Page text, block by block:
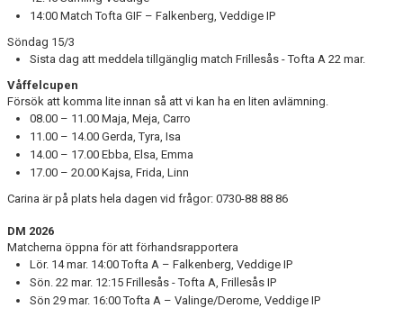
14:00 Match Tofta GIF – Falkenberg, Veddige IP
Söndag 15/3
Sista dag att meddela tillgänglig match Frillesås - Tofta A 22 mar.
Våffelcupen
Försök att komma lite innan så att vi kan ha en liten avlämning.
08.00 – 11.00 Maja, Meja, Carro
11.00 – 14.00 Gerda, Tyra, Isa
14.00 – 17.00 Ebba, Elsa, Emma
17.00 – 20.00 Kajsa, Frida, Linn
Carina är på plats hela dagen vid frågor: 0730-88 88 86
DM 2026
Matcherna öppna för att förhandsrapportera
Lör. 14 mar. 14:00 Tofta A – Falkenberg, Veddige IP
Sön. 22 mar. 12:15 Frillesås - Tofta A, Frillesås IP
Sön 29 mar. 16:00 Tofta A – Valinge/Derome, Veddige IP